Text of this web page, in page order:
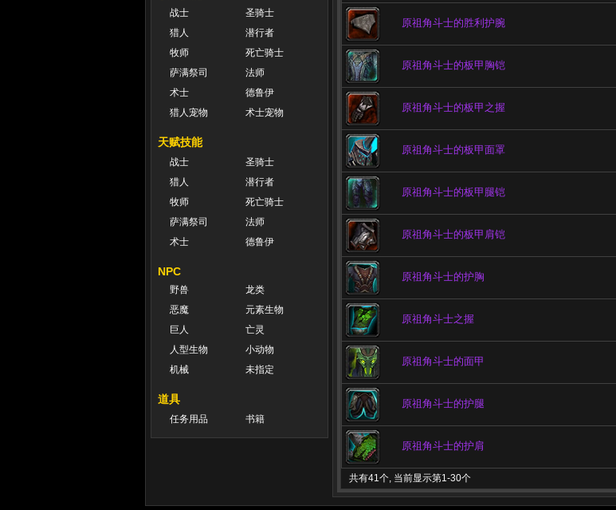
战士
圣骑士
猎人
潜行者
牧师
死亡骑士
萨满祭司
法师
术士
德鲁伊
猎人宠物
术士宠物
天赋技能
战士
圣骑士
猎人
潜行者
牧师
死亡骑士
萨满祭司
法师
术士
德鲁伊
NPC
野兽
龙类
恶魔
元素生物
巨人
亡灵
人型生物
小动物
机械
未指定
道具
任务用品 书籍
原祖角斗士的胜利护腕
原祖角斗士的板甲胸铠
原祖角斗士的板甲之握
原祖角斗士的板甲面罩
原祖角斗士的板甲腿铠
原祖角斗士的板甲肩铠
原祖角斗士的护胸
原祖角斗士之握
原祖角斗士的面甲
原祖角斗士的护腿
原祖角斗士的护肩
共有41个, 当前显示第1-30个